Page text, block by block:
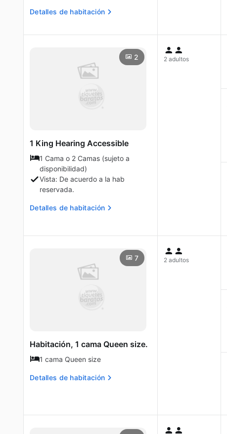
Detalles de habitación
2
1 King Hearing Accessible
1 Cama o 2 Camas (sujeto a
disponibilidad)
Vista: De acuerdo a la hab
reservada.
Detalles de habitación
2 adultos
7
Habitación, 1 cama Queen size.
1 cama Queen size
Detalles de habitación
2 adultos